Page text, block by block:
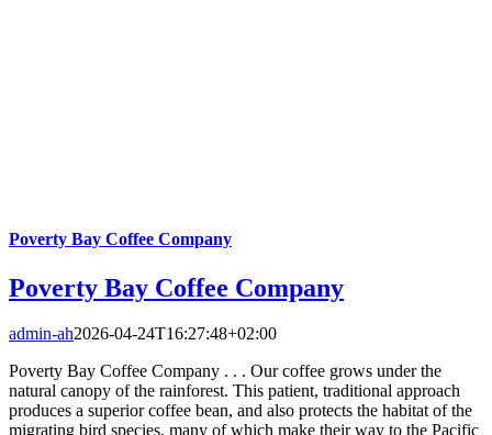
Poverty Bay Coffee Company
Poverty Bay Coffee Company
admin-ah2026-04-24T16:27:48+02:00
Poverty Bay Coffee Company . . . Our coffee grows under the
natural canopy of the rainforest. This patient, traditional approach
produces a superior coffee bean, and also protects the habitat of the
migrating bird species, many of which make their way to the Pacific